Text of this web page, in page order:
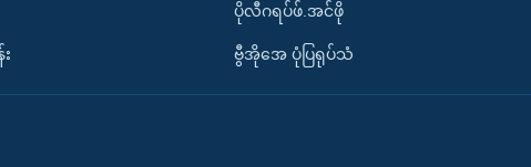
ပိုလီဂရပ်ဖ်.အင်ဖို
ဗွီအိုအေ ပုံပြရုပ်သံ